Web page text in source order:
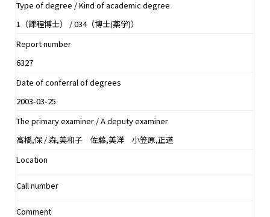
Type of degree / Kind of academic degree
1（課程博士） / 034（博士(薬学)）
Report number
6327
Date of conferral of degrees
2003-03-25
The primary examiner / A deputy examiner
高橋,保 / 森,美和子 佐藤,美洋 小笠原,正道
Location
Call number
Comment